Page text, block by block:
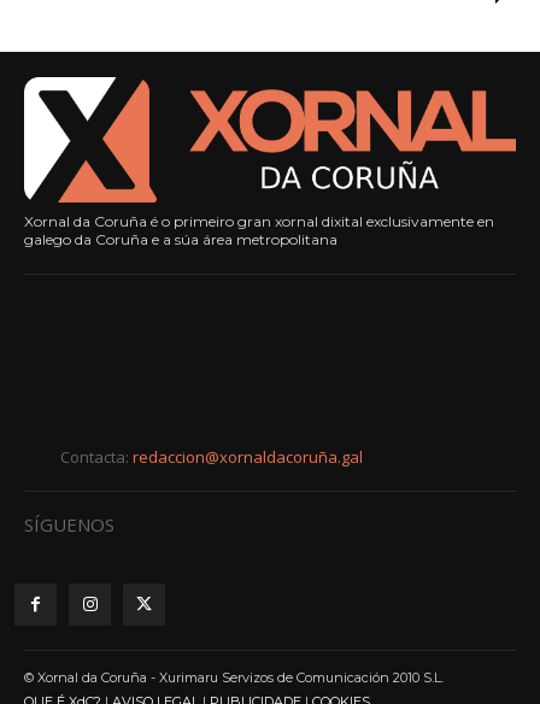
Xornal da Coruña é o primeiro gran xornal dixital exclusivamente en
galego da Coruña e a súa área metropolitana
Contacta: redaccion@xornaldacoruña.gal
SÍGUENOS
© Xornal da Coruña - Xurimaru Servizos de Comunicación 2010 S.L.